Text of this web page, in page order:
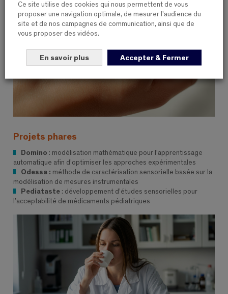
Projets phares
Domino : modélisation mathématique pour l’apprentissage
automatique afin d’optimiser les approches expérimentales
Odessa : méthode de caractérisation sensorielle basée sur la
modélisation de mesures instrumentales
Pediataste : développement d’études sensorielles pour
l’acceptabilité de médicaments pédiatriques
Ce site utilise des cookies qui nous permettent de vous
proposer une navigation optimale, de mesurer l'audience du
site et de nos campagnes de communication, ainsi que de
vous proposer des vidéos.
En savoir plus Accepter & Fermer